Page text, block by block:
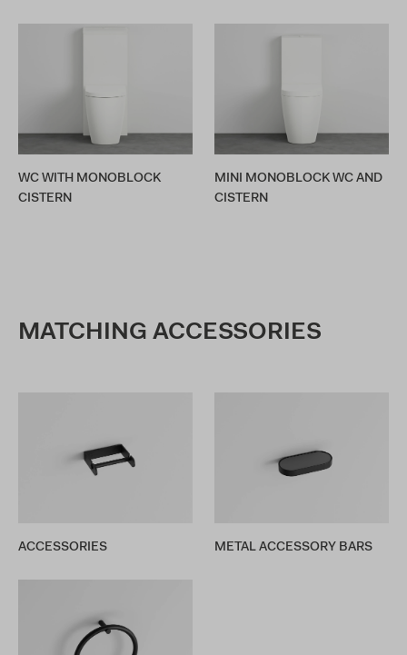
WC WITH MONOBLOCK
CISTERN
MINI MONOBLOCK WC AND
CISTERN
MATCHING ACCESSORIES
ACCESSORIES METAL ACCESSORY BARS